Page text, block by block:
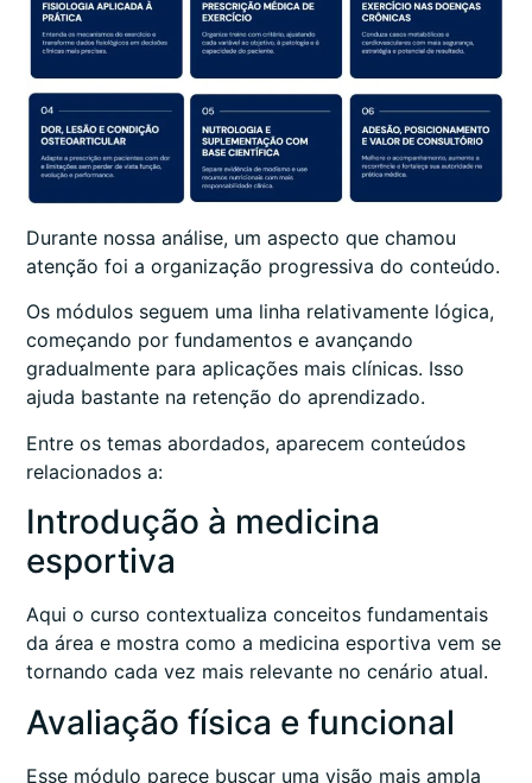
Durante nossa análise, um aspecto que chamou
atenção foi a organização progressiva do conteúdo.
Os módulos seguem uma linha relativamente lógica,
começando por fundamentos e avançando
gradualmente para aplicações mais clínicas. Isso
ajuda bastante na retenção do aprendizado.
Entre os temas abordados, aparecem conteúdos
relacionados a:
Introdução à medicina
esportiva
Aqui o curso contextualiza conceitos fundamentais
da área e mostra como a medicina esportiva vem se
tornando cada vez mais relevante no cenário atual.
Avaliação física e funcional
Esse módulo parece buscar uma visão mais ampla